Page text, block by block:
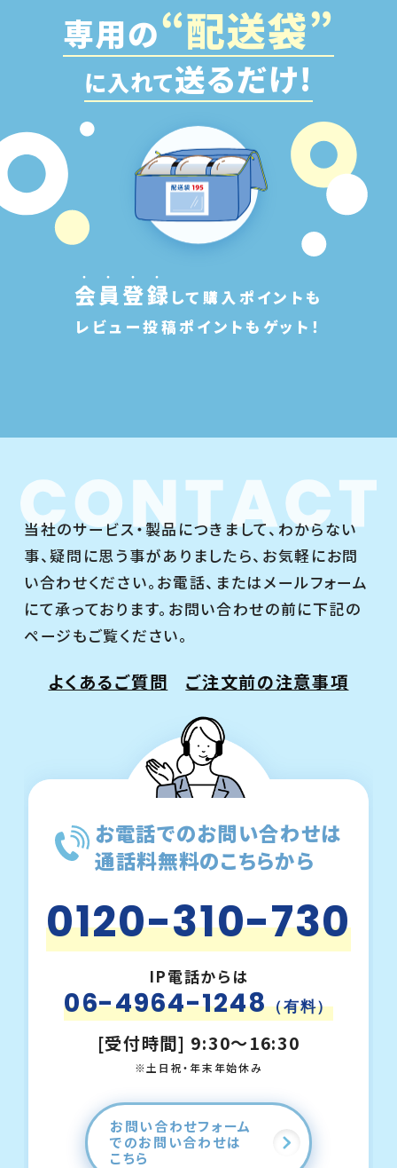
専用の“配送袋”
に入れて送るだけ!
会員登録 して購入ポイントも
レビュー投稿ポイントもゲット！
当社のサービス・製品につきまして、わからない
事、疑問に思う事がありましたら、お気軽にお問
い合わせください。お電話、またはメールフォーム
にて承っております。お問い合わせの前に下記の
ページもご覧ください。
よくあるご質問 ご注文前の注意事項
お電話でのお問い合わせは
通話料無料のこちらから
0120-310-730
IP電話からは
06-4964-1248（有料）
[受付時間] 9:30～16:30
※土日祝・年末年始休み
お問い合わせフォーム
でのお問い合わせは
こちら